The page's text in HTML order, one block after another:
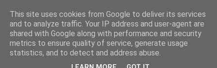
03 lutego 2010
This site uses cookies from Google to deliver its services
and to analyze traffic. Your IP address and user-agent are
shared with Google along with performance and security
metrics to ensure quality of service, generate usage
statistics, and to detect and address abuse.